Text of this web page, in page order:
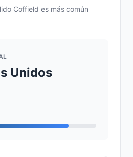
Coffield es más común
Unidos